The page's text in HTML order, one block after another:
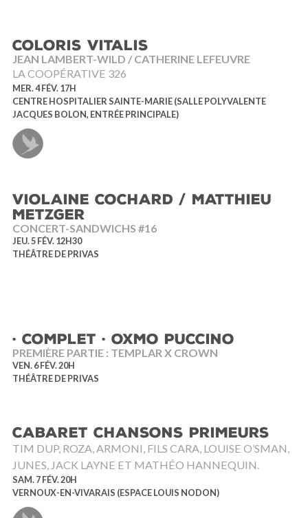
COLORIS VITALIS
JEAN LAMBERT-WILD / CATHERINE LEFEUVRE
LA COOPÉRATIVE 326
MER. 4 FÉV. 17H
CENTRE HOSPITALIER SAINTE-MARIE (SALLE POLYVALENTE
JACQUES BOLON, ENTRÉE PRINCIPALE)
VIOLAINE COCHARD / MATTHIEU
METZGER
CONCERT-SANDWICHS #16
JEU. 5 FÉV. 12H30
THÉÂTRE DE PRIVAS
· COMPLET · OXMO PUCCINO
PREMIÈRE PARTIE : TEMPLAR X CROWN
VEN. 6 FÉV. 20H
THÉÂTRE DE PRIVAS
CABARET CHANSONS PRIMEURS
TIM DUP, ROZA, ARMONI, FILS CARA, LOUISE O’SMAN,
JUNES, JACK LAYNE ET MATHÉO HANNEQUIN.
SAM. 7 FÉV. 20H
VERNOUX-EN-VIVARAIS (ESPACE LOUIS NODON)